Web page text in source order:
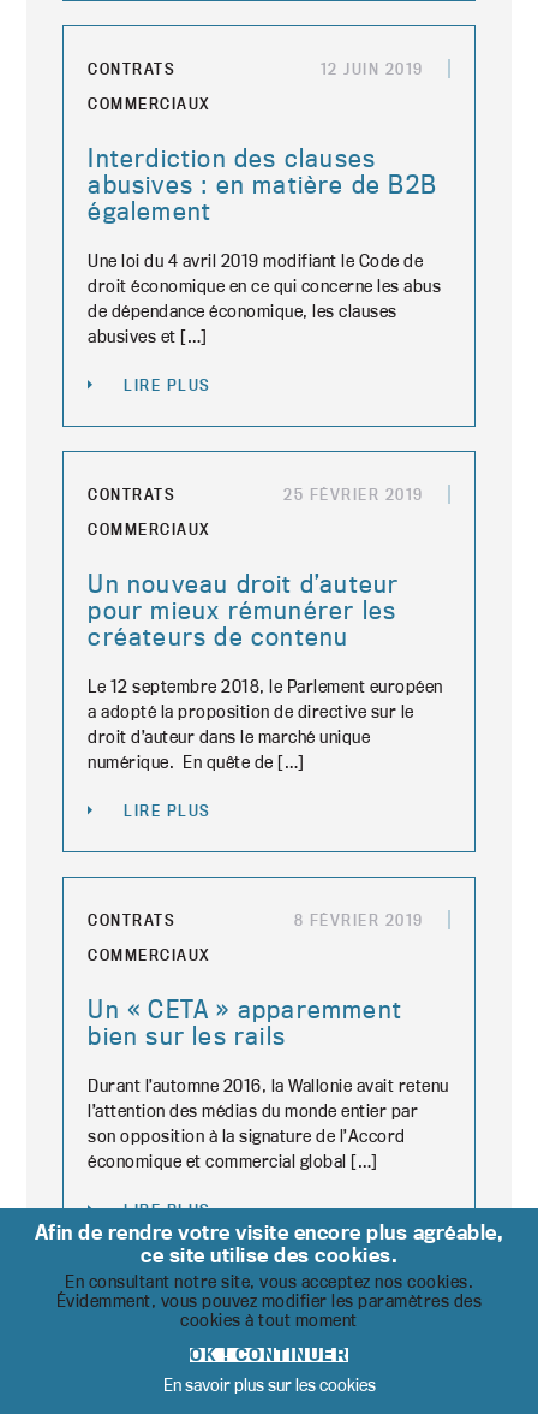
CONTRATS
COMMERCIAUX
12 JUIN 2019
Interdiction des clauses
abusives : en matière de B2B
également
Une loi du 4 avril 2019 modifiant le Code de
droit économique en ce qui concerne les abus
de dépendance économique, les clauses
abusives et […]
LIRE PLUS
CONTRATS
COMMERCIAUX
25 FÉVRIER 2019
Un nouveau droit d’auteur
pour mieux rémunérer les
créateurs de contenu
Le 12 septembre 2018, le Parlement européen
a adopté la proposition de directive sur le
droit d’auteur dans le marché unique
numérique. En quête de […]
LIRE PLUS
CONTRATS
COMMERCIAUX
8 FÉVRIER 2019
Un « CETA » apparemment
bien sur les rails
Durant l’automne 2016, la Wallonie avait retenu
l’attention des médias du monde entier par
son opposition à la signature de l’Accord
économique et commercial global […]
LIRE PLUS
COMMERCIAUX
11 JANVIER 2019
Afin de rendre votre visite encore plus agréable,
ce site utilise des cookies.
En consultant notre site, vous acceptez nos cookies.
Évidemment, vous pouvez modifier les paramètres des
cookies à tout moment
OK ! CONTINUER
En savoir plus sur les cookies